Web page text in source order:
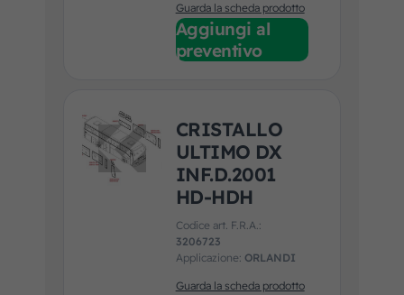
Guarda la scheda prodotto
Aggiungi al
preventivo
CRISTALLO
ULTIMO DX
INF.D.2001
HD-HDH
Codice art. F.R.A.:
3206723
Applicazione: ORLANDI
Guarda la scheda prodotto